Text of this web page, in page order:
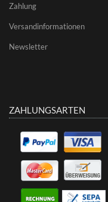
Zahlung
Versandinformationen
Newsletter
ZAHLUNGSARTEN